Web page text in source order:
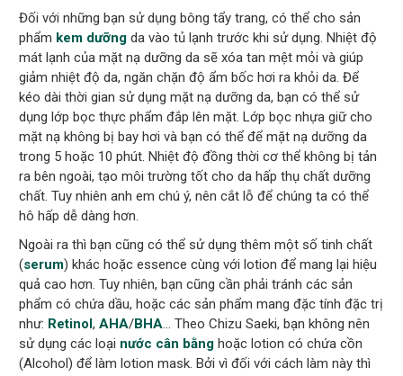
Đối với những bạn sử dụng bông tẩy trang, có thể cho sản
phẩm kem dưỡng da vào tủ lạnh trước khi sử dụng. Nhiệt độ
mát lạnh của mặt nạ dưỡng da sẽ xóa tan mệt mỏi và giúp
giảm nhiệt độ da, ngăn chặn độ ẩm bốc hơi ra khỏi da. Để
kéo dài thời gian sử dụng mặt nạ dưỡng da, bạn có thể sử
dụng lớp bọc thực phẩm đắp lên mặt. Lớp bọc nhựa giữ cho
mặt nạ không bị bay hơi và bạn có thể để mặt nạ dưỡng da
trong 5 hoặc 10 phút. Nhiệt độ đồng thời cơ thể không bị tản
ra bên ngoài, tạo môi trường tốt cho da hấp thụ chất dưỡng
chất. Tuy nhiên anh em chú ý, nên cắt lỗ để chúng ta có thể
hô hấp dễ dàng hơn.
Ngoài ra thì bạn cũng có thể sử dụng thêm một số tinh chất
(serum) khác hoặc essence cùng với lotion để mang lại hiệu
quả cao hơn. Tuy nhiên, bạn cũng cần phải tránh các sản
phẩm có chứa dầu, hoặc các sản phẩm mang đặc tính đặc trị
như: Retinol,AHA/BHA… Theo Chizu Saeki, bạn không nên
sử dụng các loại nước cân bằng hoặc lotion có chứa cồn
(Alcohol) để làm lotion mask. Bởi vì đối với cách làm này thì